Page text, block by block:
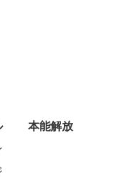
本能解放